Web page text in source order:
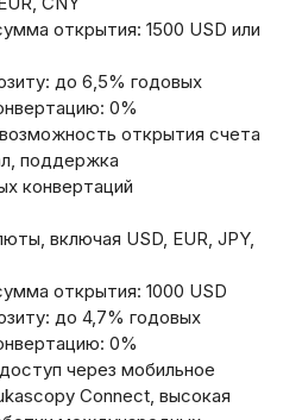
открытия: 1500 USD или
до 6,5% годовых
0%
открытия счета
поддержка
конвертаций
включая USD, EUR, JPY,
открытия: 1000 USD
до 4,7% годовых
0%
через мобильное
Connect, высокая